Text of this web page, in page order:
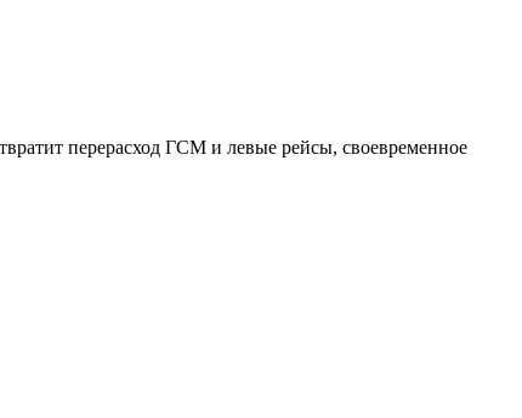
перерасход ГСМ и левые рейсы, своевременное